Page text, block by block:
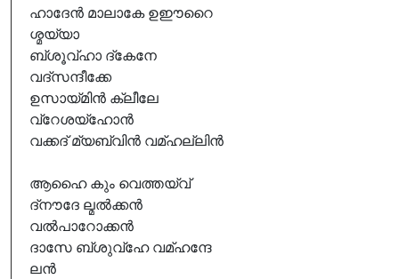
ഹാദേൻ മാലാകേ ഉഈറൈ
ശ്മയ്യാ
ബ്ശൂവ്ഹാ ദ്കേനേ
വദ്സന്ദീക്കേ
ഉസായ്മിൻ ക്ലീലേ
വ്റേശയ്ഹോൻ
വക്കദ് മ്യബ്വിൻ വമ്ഹല്ലിൻ
ആഹൈ കും വെത്തയ്വ്
ദ്നൗദേ ല്മൽക്കൻ
വൽപാറോക്കൻ
ദാസേ ബ്ശുവ്ഹേ വമ്ഹന്ദേ
ലൻ